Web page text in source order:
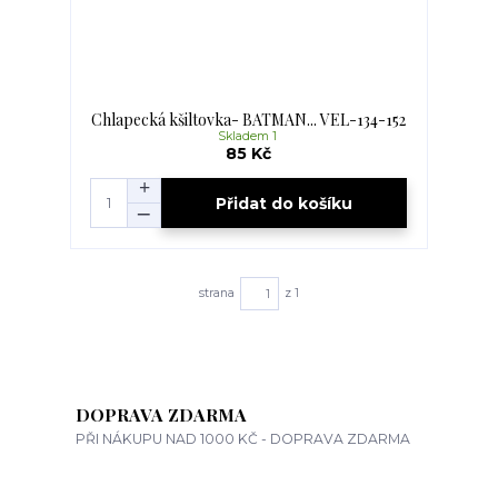
Chlapecká kšiltovka- BATMAN... VEL-134-152
85 Kč
Skladem 1
Přidat do košíku
strana z 1
DOPRAVA ZDARMA
PŘI NÁKUPU NAD 1000 KČ - DOPRAVA ZDARMA